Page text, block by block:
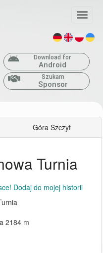
Download for
Android
Szukam
Sponsor
Góra Szczyt
Turnia
Dodaj do mojej historii
2184 m